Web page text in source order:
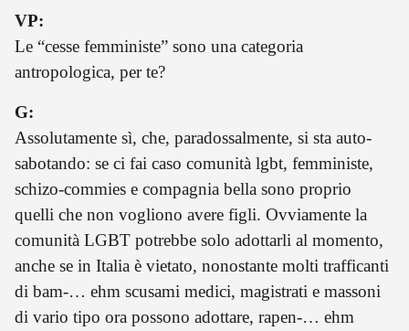
VP:
Le “cesse femministe” sono una categoria
antropologica, per te?
G:
Assolutamente sì, che, paradossalmente, si sta auto-
sabotando: se ci fai caso comunità lgbt, femministe,
schizo-commies e compagnia bella sono proprio
quelli che non vogliono avere figli. Ovviamente la
comunità LGBT potrebbe solo adottarli al momento,
anche se in Italia è vietato, nonostante molti trafficanti
di bam-… ehm scusami medici, magistrati e massoni
di vario tipo ora possono adottare, rapen-… ehm